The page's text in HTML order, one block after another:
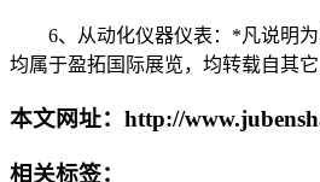
6、从动化仪器仪表：*凡说明为
均属于盈拓国际展览，均转载自其
本文网址：http://
相关标签：